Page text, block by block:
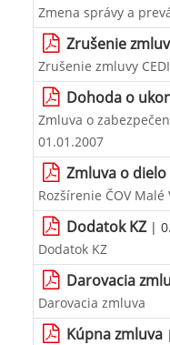
Zmena správy a
Zrušenie
Zrušenie zmluvy
Dohoda o
Zmluva o
01.01.2007
Zmluva o dielo
Rozšírenie ČOV Malé
Dodatok KZ|
Dodatok KZ
Darovacia
Darovacia zmluva
Kúpna zmluva